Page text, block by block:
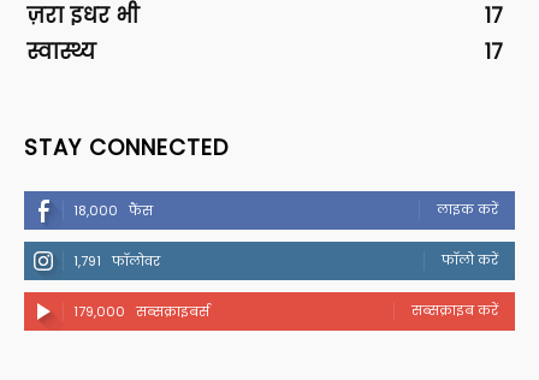
ज़रा इधर भी
17
स्वास्थ्य
17
STAY CONNECTED
18,000 फैंस लाइक करें
1,791 फॉलोवर फॉलो करें
179,000 सब्सक्राइबर्स सब्सक्राइब करें